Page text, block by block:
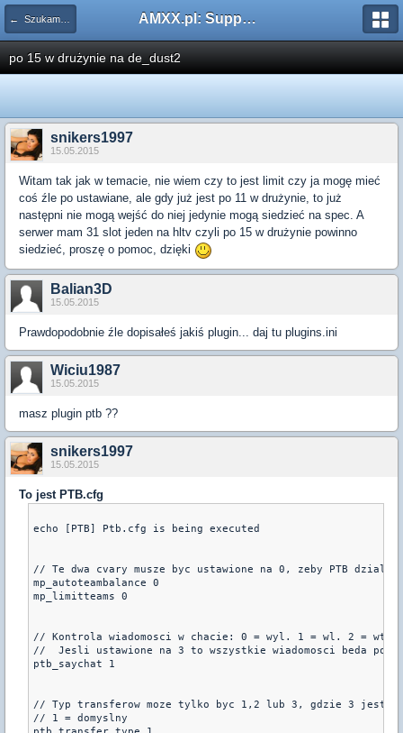
← Szukam pluginu AMXX.pl: Support AMX Mod X i SourceMod
po 15 w drużynie na de_dust2
snikers1997
15.05.2015
Witam tak jak w temacie, nie wiem czy to jest limit czy ja mogę mieć
coś źle po ustawiane, ale gdy już jest po 11 w drużynie, to już
następni nie mogą wejść do niej jedynie mogą siedzieć na spec. A
serwer mam 31 slot jeden na hltv czyli po 15 w drużynie powinno
siedzieć, proszę o pomoc, dzięki
Balian3D
15.05.2015
Prawdopodobnie źle dopisałeś jakiś plugin... daj tu plugins.ini
Wiciu1987
15.05.2015
masz plugin ptb ??
snikers1997
15.05.2015
To jest PTB.cfg
echo [PTB] Ptb.cfg is being executed
// Te dwa cvary musze byc ustawione na 0, zeby PTB
mp_autoteambalance 0
mp_limitteams 0
// Kontrola wiadomosci w chacie: 0 = wyl. 1 = wl. 2 = wtedy
//  Jesli ustawione na 3 to wszystkie wiadomosci beda
ptb_saychat 1
// Typ transferow moze tylko byc 1,2 lub 3, gdzie 3 jest
// 1 = domyslny